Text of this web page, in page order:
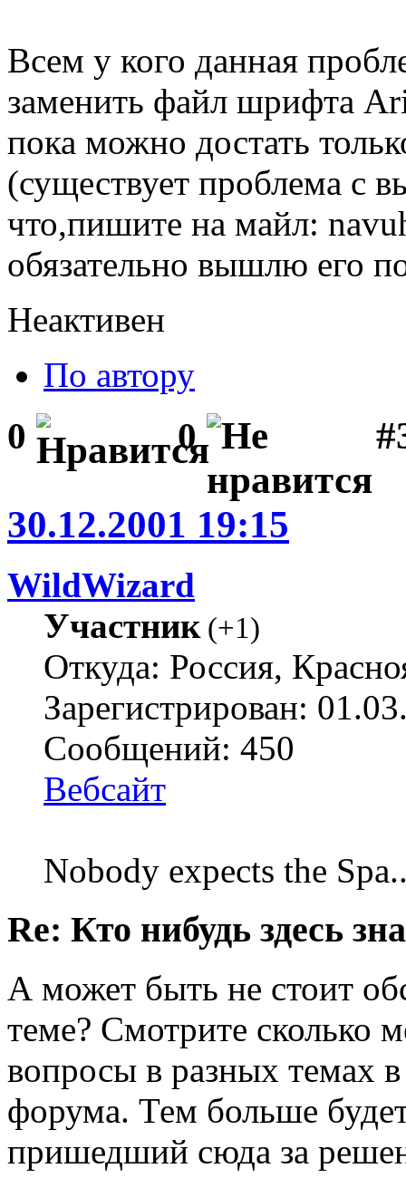
Всем у кого данная
заменить файл шрифта
пока можно достать
(существует проблема с
что,пишите на майл:
обязательно вышлю его
Неактивен
По автору
0 0
30.12.2001 19:15
WildWizard
Участник(+1)
Откуда: Россия,
Зарегистрирован:
Сообщений: 450
Вебсайт
Nobody expects the
Re: Кто нибудь здесь
А может быть не стоит
теме? Смотрите сколько
вопросы в разных темах
форума. Тем больше
пришедший сюда за